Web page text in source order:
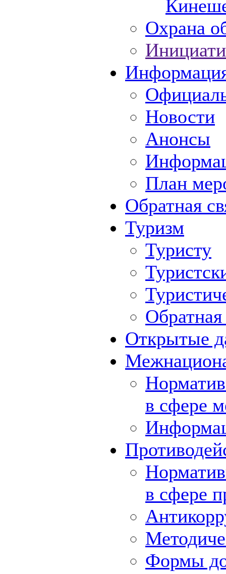
Охрана
Новости
Анонсы
План
Обратная
Туризм
Туристу
Обратная
Открытые
в сфере
в сфере
Формы